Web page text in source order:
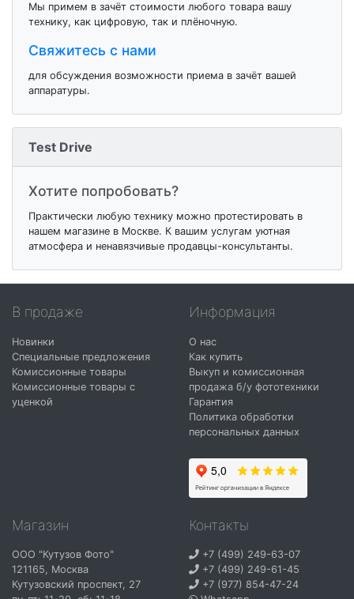
Мы примем в зачёт стоимости любого товара вашу
технику, как цифровую, так и плёночную.
Свяжитесь с нами
для обсуждения возможности приема в зачёт вашей
аппаратуры.
Test Drive
Хотите попробовать?
Практически любую технику можно протестировать в
нашем магазине в Москве. К вашим услугам уютная
атмосфера и ненавязчивые продавцы-консультанты.
В продаже
Новинки
Специальные предложения
Комиссионные товары
Комиссионные товары с
уценкой
Информация
О нас
Как купить
Выкуп и комиссионная
продажа б/у фототехники
Гарантия
Политика обработки
персональных данных
Магазин
ООО "Кутузов Фото"
121165, Москва
Кутузовский проспект, 27
Контакты
+7 (499) 249-63-07
+7 (499) 249-61-45
+7 (977) 854-47-24